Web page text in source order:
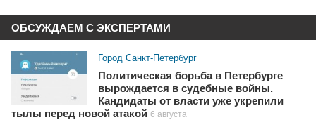
ОБСУЖДАЕМ С ЭКСПЕРТАМИ
Город Санкт-Петербург
Политическая борьба в Петербурге
вырождается в судебные войны.
Кандидаты от власти уже укрепили
тылы перед новой атакой 6 августа